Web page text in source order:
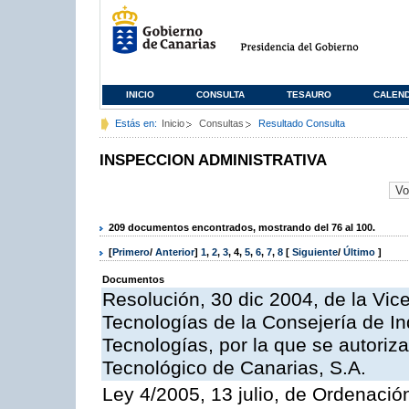
INICIO CONSULTA TESAURO
Estás en: Inicio Consultas Resultado Consulta
INSPECCION ADMINISTRATIVA
209 documentos encontrados, mostrando del 76 al 100.
[Primero/ Anterior] 1, 2, 3, 4, 5, 6, 7, 8 [ Siguiente/ Último ]
Documentos
Resolución, 30 dic 2004, de la
Tecnologías de la Consejería de
Tecnologías, por la que se
Tecnológico de Canarias, S.A.
Ley 4/2005, 13 julio, de